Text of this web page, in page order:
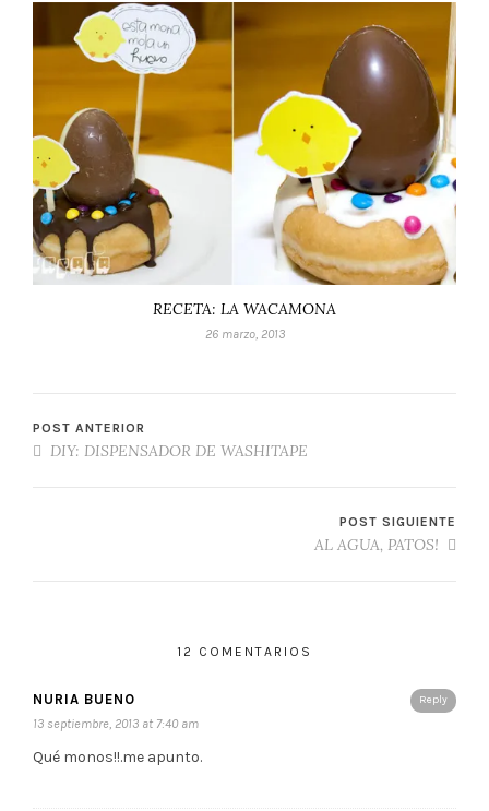
RECETA: LA WACAMONA
26 marzo, 2013
POST ANTERIOR
DIY: DISPENSADOR DE WASHITAPE
POST SIGUIENTE
AL AGUA, PATOS!
12 COMENTARIOS
Reply
NURIA BUENO
13 septiembre, 2013 at 7:40 am
Qué monos!!.me apunto.